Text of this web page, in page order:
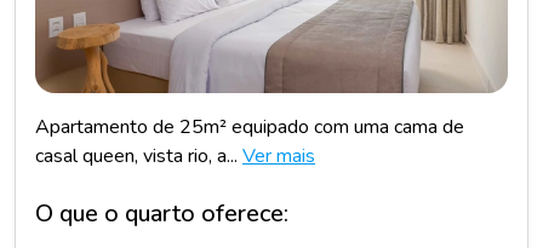
Apartamento de 25m² equipado com uma cama de
casal queen, vista rio, a... Ver mais
O que o quarto oferece: